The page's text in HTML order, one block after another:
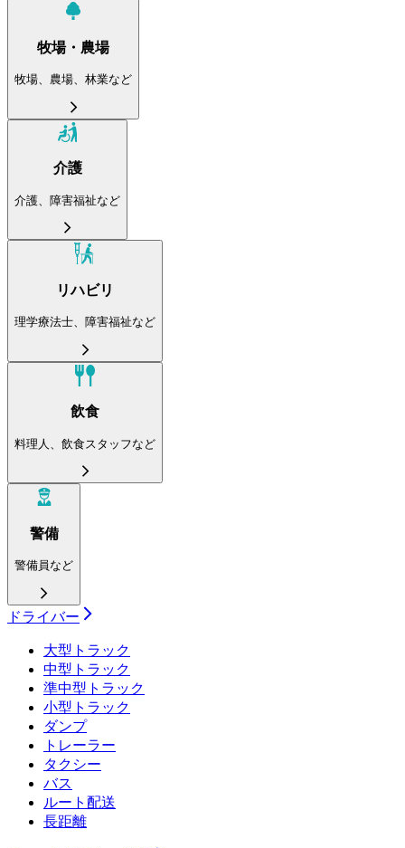
牧場・農場
牧場、農場、林業など
介護
介護、障害福祉など
リハビリ
理学療法士、障害福祉など
飲食
料理人、飲食スタッフなど
警備
警備員など
ドライバー
大型トラック
中型トラック
準中型トラック
小型トラック
ダンプ
トレーラー
タクシー
バス
ルート配送
長距離